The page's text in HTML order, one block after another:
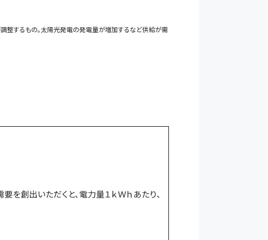
整するもの。太陽光発電の発電量が増加するなど供給が需
創出いただくと、電力量１ｋＷｈあたり、